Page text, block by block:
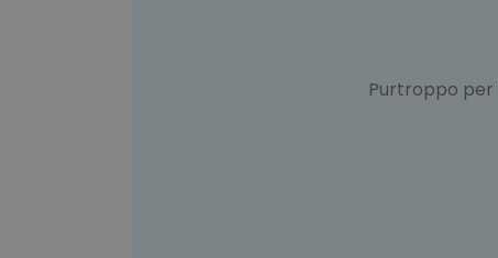
Purtroppo per